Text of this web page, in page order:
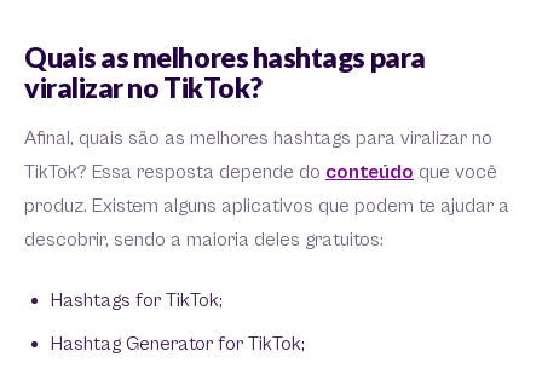
Quais as melhores hashtags para
viralizar no TikTok?
Afinal, quais são as melhores hashtags para viralizar no
TikTok? Essa resposta depende do conteúdo que você
produz. Existem alguns aplicativos que podem te ajudar a
descobrir, sendo a maioria deles gratuitos:
Hashtags for TikTok;
Hashtag Generator for TikTok;